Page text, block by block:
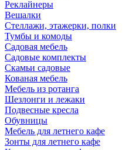
Реклайнеры
Вешалки
Стеллажи, этажерки, полки
Тумбы и комоды
Садовая мебель
Садовые комплекты
Скамьи садовые
Кованая мебель
Мебель из ротанга
Шезлонги и лежаки
Подвесные кресла
Обувницы
Мебель для летнего кафе
Зонты для летнего кафе